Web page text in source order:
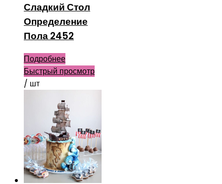
Сладкий Стол
Определение
Пола 2452
Подробнее
Быстрый просмотр
/ шт